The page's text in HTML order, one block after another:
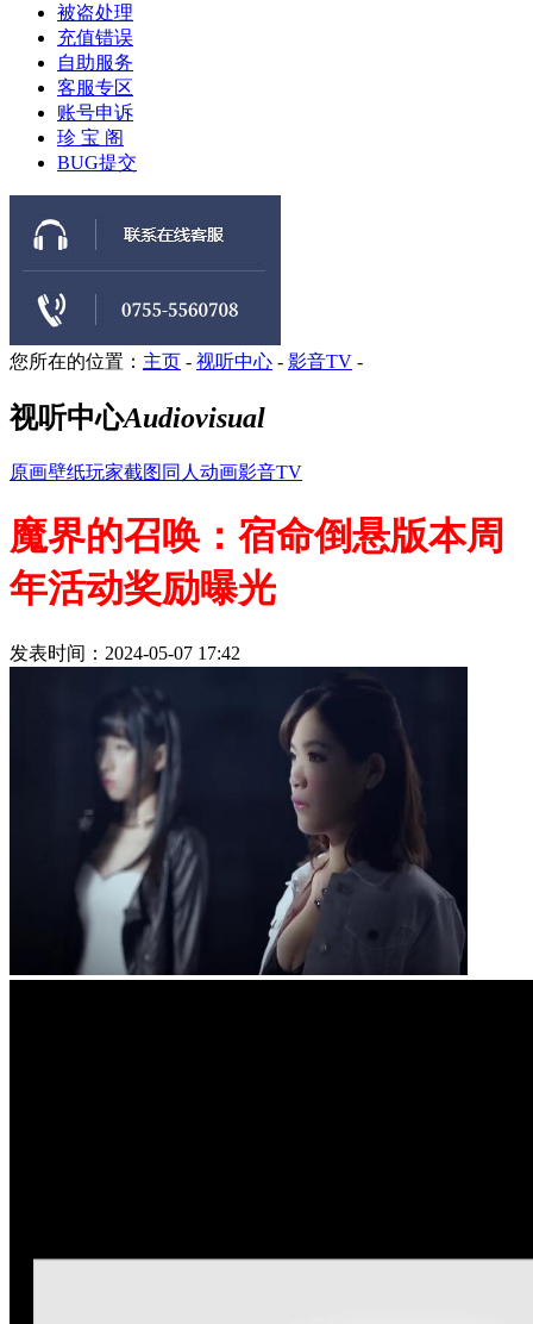
被盗处理
充值错误
自助服务
客服专区
账号申诉
珍 宝 阁
BUG提交
您所在的位置： 主页 - 视听中心 - 影音TV -
视听中心Audiovisual
原画壁纸玩家截图 同人动画影音TV
魔界的召唤：宿命倒悬版本周
年活动奖励曝光
发表时间：2024-05-07 17:42